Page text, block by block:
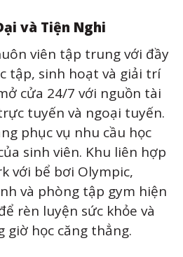
và Tiện Nghi
viên tập trung với đầy
tập, sinh hoạt và giải trí
cửa 24/7 với nguồn tài
tuyến và ngoại tuyến.
phục vụ nhu cầu học
sinh viên. Khu liên hợp
với bể bơi Olympic,
và phòng tập gym hiện
rèn luyện sức khỏe và
giờ học căng thẳng.